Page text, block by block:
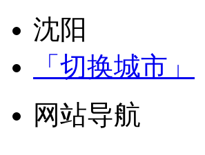
沈阳
「切换城市」
网站导航